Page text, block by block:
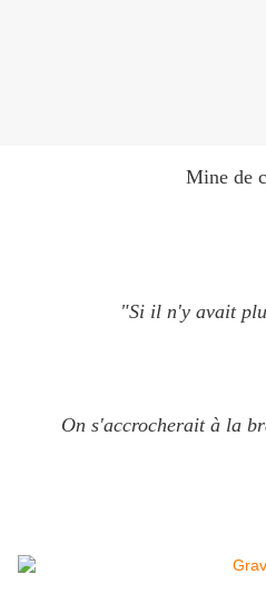
Mine de
"Si il n'y avait
On s'accrocherait à la